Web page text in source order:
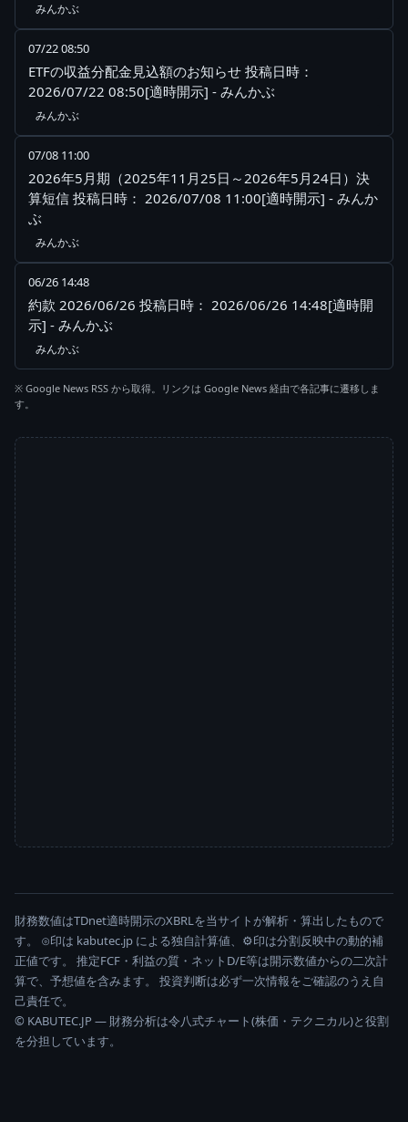
みんかぶ
07/22 08:50
ETFの収益分配金見込額のお知らせ 投稿日時：
2026/07/22 08:50[適時開示] - みんかぶ
みんかぶ
07/08 11:00
2026年5月期（2025年11月25日～2026年5月24日）決
算短信 投稿日時： 2026/07/08 11:00[適時開示] - みんか
ぶ
みんかぶ
06/26 14:48
約款 2026/06/26 投稿日時： 2026/06/26 14:48[適時開
示] - みんかぶ
みんかぶ
※ Google News RSS から取得。リンクは Google News 経由で各記事に遷移しま
す。
財務数値はTDnet適時開示のXBRLを当サイトが解析・算出したもので
す。 ⊙印は kabutec.jp による独自計算値、⚙印は分割反映中の動的補
正値です。 推定FCF・利益の質・ネットD/E等は開示数値からの二次計
算で、予想値を含みます。 投資判断は必ず一次情報をご確認のうえ自
己責任で。
© KABUTEC.JP — 財務分析は令八式チャート(株価・テクニカル)と役割
を分担しています。